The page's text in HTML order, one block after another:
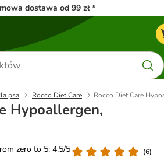
dostawa od 99 zł *
psa Rocco Diet Care Rocco Diet Care
Hypoallergen,
zero to 5: 4.5/5
(6)